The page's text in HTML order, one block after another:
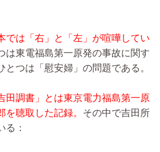
では「右」と「左」が喧嘩してい
は東電福島第一原発の事故に関す
とつは「慰安婦」の問題である。
田調書」とは東京電力福島第一原
聴取した記録。 その中で吉田所
る：